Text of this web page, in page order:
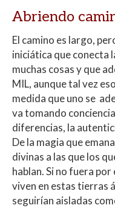
Abriendo
El camino es largo,
iniciática que conecta
muchas cosas y que
MIL, aunque tal vez
medida que uno se
va tomando
diferencias, la
De la magia que
divinas a las que los
hablan. Si no fuera
viven en estas tierras
seguirían aisladas